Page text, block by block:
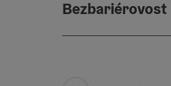
Bezbariérovost